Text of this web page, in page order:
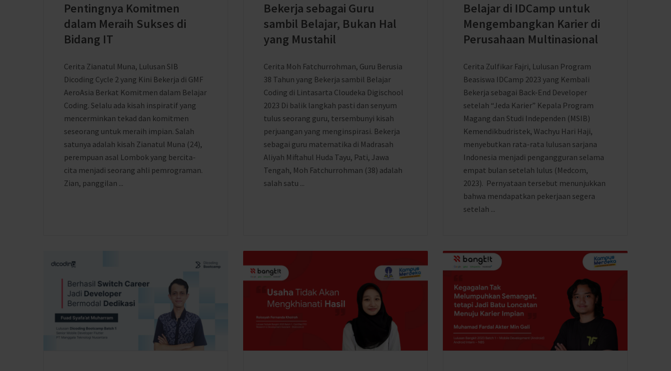
Pentingnya Komitmen
dalam Meraih Sukses di
Bidang IT
Cerita Zianatul Muna, Lulusan SIB
Dicoding Cycle 2 yang Kini Bekerja di GMF
AeroAsia Berkat Komitmen dalam Belajar
Coding. Selalu ada kisah inspiratif yang
mencerminkan tekad dan komitmen
seseorang untuk meraih impian. Salah
satunya adalah kisah Zianatul Muna (24),
perempuan asal Lombok yang bercita-
cita menjadi seorang ahli pemrograman.
Zian, panggilan ...
Bekerja sebagai Guru
sambil Belajar, Bukan Hal
yang Mustahil
Cerita Moh Fatchurrohman, Guru Berusia
38 Tahun yang Bekerja sambil Belajar
Coding di Lintasarta Cloudeka Digischool
2023 Di balik langkah pasti dan senyum
tulus seorang guru, tersembunyi kisah
perjuangan yang menginspirasi. Bekerja
sebagai guru matematika di Madrasah
Aliyah Miftahul Huda Tayu, Pati, Jawa
Tengah, Moh Fatchurrohman (38) adalah
salah satu ...
Belajar di IDCamp untuk
Mengembangkan Karier di
Perusahaan Multinasional
Cerita Zulfikar Fajri, Lulusan Program
Beasiswa IDCamp 2023 yang Kembali
Bekerja sebagai Back-End Developer
setelah “Jeda Karier” Kepala Program
Magang dan Studi Independen (MSIB)
Kemendikbudristek, Wachyu Hari Haji,
menyebutkan rata-rata lulusan sarjana
Indonesia menjadi pengangguran selama
empat bulan setelah lulus (Medcom,
2023). Pernyataan tersebut menunjukkan
bahwa mendapatkan pekerjaan segera
setelah ...